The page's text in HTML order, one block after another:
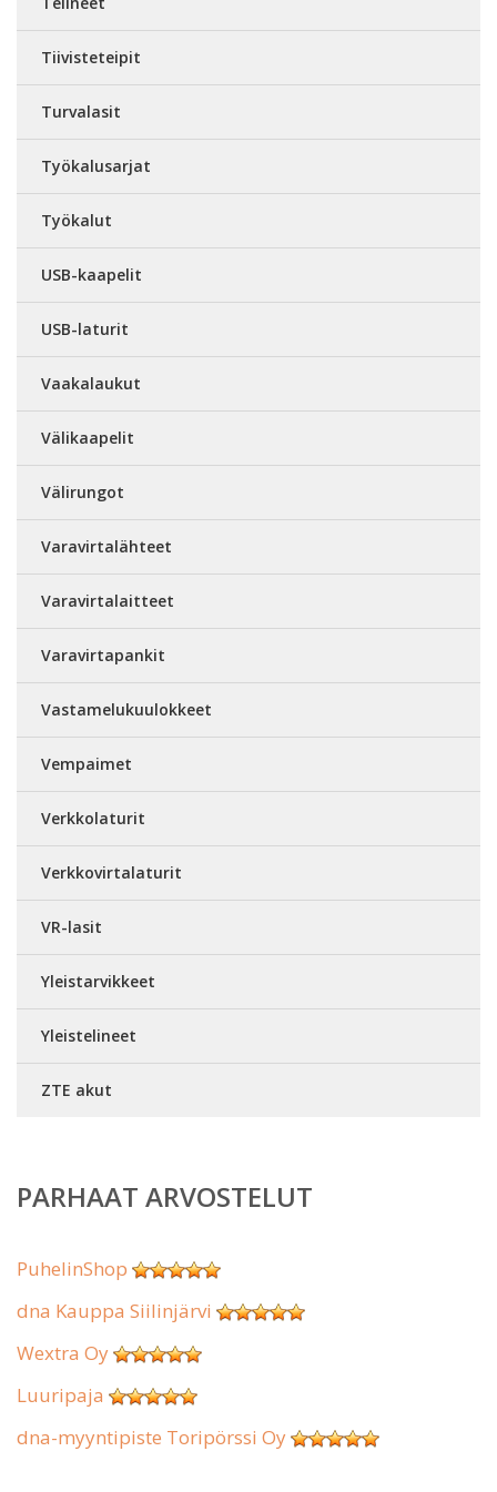
Tiivisteteipit
Turvalasit
Työkalusarjat
Työkalut
USB-kaapelit
USB-laturit
Vaakalaukut
Välikaapelit
Välirungot
Varavirtalähteet
Varavirtalaitteet
Varavirtapankit
Vastamelukuulokkeet
Vempaimet
Verkkolaturit
Verkkovirtalaturit
VR-lasit
Yleistarvikkeet
Yleistelineet
ZTE akut
PARHAAT ARVOSTELUT
PuhelinShop
dna Kauppa Siilinjärvi
Wextra Oy
Luuripaja
dna-myyntipiste Toripörssi Oy